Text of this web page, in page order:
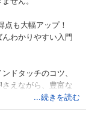
も大幅アップ！
わかりやすい入門
ドタッチのコツ、
えながら、豊富な
り身に付けることが
...続きを読む